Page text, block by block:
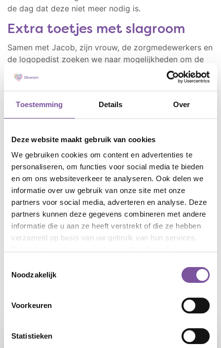
Toestemming Details Over
Deze website maakt gebruik van cookies
We gebruiken cookies om content en advertenties te
personaliseren, om functies voor social media te bieden
en om ons websiteverkeer te analyseren. Ook delen we
informatie over uw gebruik van onze site met onze
partners voor social media, adverteren en analyse. Deze
partners kunnen deze gegevens combineren met andere
informatie die u aan ze heeft verstrekt of die ze hebben
verzameld op basis van uw gebruik van hun services.
Noodzakelijk
Voorkeuren
Statistieken
de dag dat deze niet meer nodig is.
Extra toetjes met slagroom
Samen met Jacob, zijn vrouw, de zorgmedewerkers en
de logopedist zoeken we naar mogelijkheden om de
sondevoeding af te bouwen en de eetmomenten uit te
breiden. We spreken elkaar regelmatig en kunnen met
zijn opgelucht dat ze de zorgen rondom de voeding
kunnen loslaten, dat er iemand is die met hen
zou het liefst weer een koekje bij de koffie nemen,
maar vindt de extra toetjes met slagroom ook wel
lekker.
Twee maanden later zie ik Jacob in de huiskamer van
het verpleeghuis luisteren naar klassieke muziek. Hij
heeft weer kleur op z’n wangen en z’n ogen staan
helder. Ik merk dat ons regelmatige contact hem heeft
geholpen om een goed ritme te vinden en dat hij zich
energieker voelt. Gelukkig is de sondevoeding niet
Cliëntverhaal door een van de diëtisten bij Behandeling